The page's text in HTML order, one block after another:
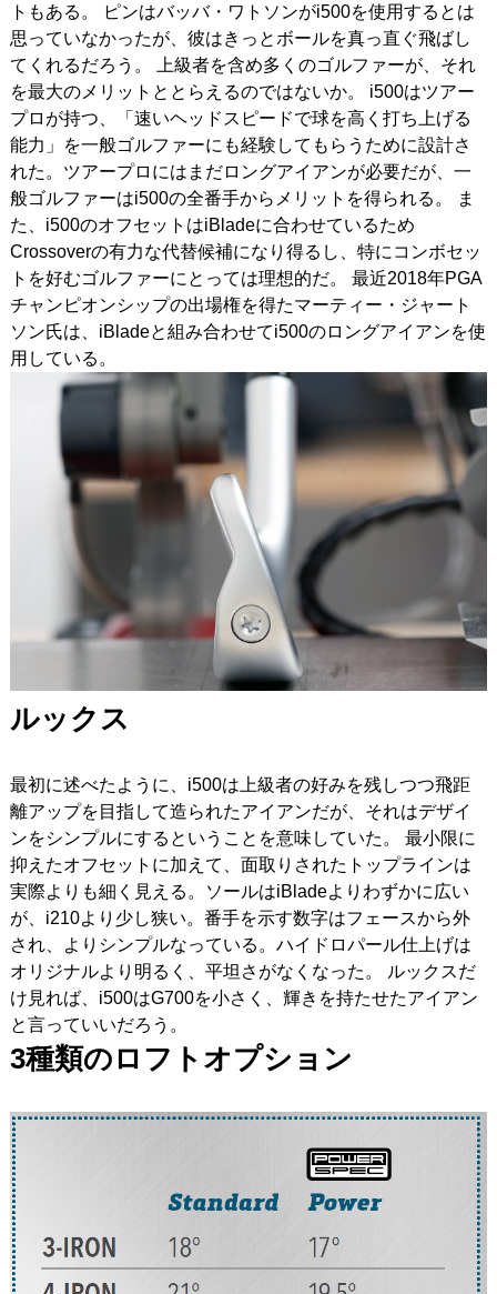
トもある。
ピンはバッバ・ワトソンがi500を使用するとは
思っていなかったが、彼はきっとボールを真っ直ぐ飛ばし
てくれるだろう。
上級者を含め多くのゴルファーが、それ
を最大のメリットととらえるのではないか。
i500はツアー
プロが持つ、「速いヘッドスピードで球を高く打ち上げる
能力」を一般ゴルファーにも経験してもらうために設計さ
れた。ツアープロにはまだロングアイアンが必要だが、一
般ゴルファーはi500の全番手からメリットを得られる。
ま
た、i500のオフセットはiBladeに合わせているため
Crossoverの有力な代替候補になり得るし、特にコンボセッ
トを好むゴルファーにとっては理想的だ。
最近2018年PGA
チャンピオンシップの出場権を得たマーティー・ジャート
ソン氏は、iBladeと組み合わせてi500のロングアイアンを使
用している。
ルックス
最初に述べたように、i500は上級者の好みを残しつつ飛距
離アップを目指して造られたアイアンだが、それはデザイ
ンをシンプルにするということを意味していた。
最小限に
抑えたオフセットに加えて、面取りされたトップラインは
実際よりも細く見える。ソールはiBladeよりわずかに広い
が、i210より少し狭い。番手を示す数字はフェースから外
され、よりシンプルなっている。ハイドロパール仕上げは
オリジナルより明るく、平坦さがなくなった。
ルックスだ
け見れば、i500はG700を小さく、輝きを持たせたアイアン
と言っていいだろう。
3種類の ロフトオプション